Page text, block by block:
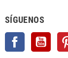
SÍGUENOS
Facebook